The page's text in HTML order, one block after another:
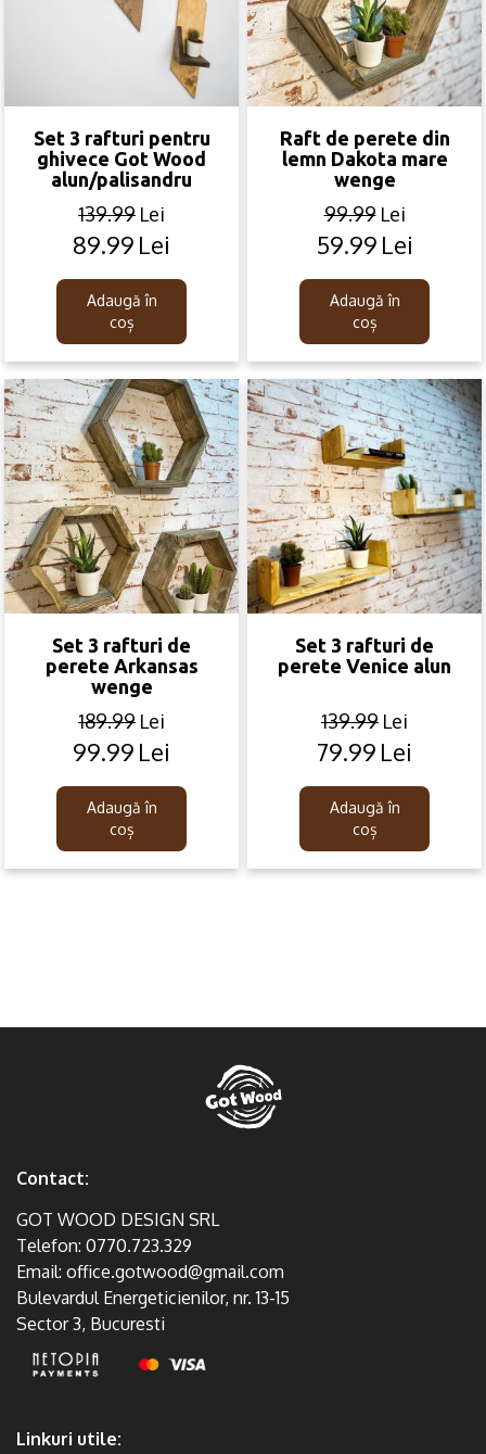
Set 3 rafturi pentru
ghivece Got Wood
alun/palisandru
139.99 Lei
Original
was:
139.99lei.
89.99 Lei
Current
is:
89.99lei.
Adaugă în
coș
Raft de perete din
lemn Dakota mare
wenge
99.99 Lei
Original
was:
99.99lei.
59.99 Lei
Current
is:
59.99lei.
Adaugă în
coș
Set 3 rafturi de
perete Arkansas
wenge
189.99 Lei
Original
was:
189.99lei.
99.99 Lei
Current
is:
99.99lei.
Adaugă în
coș
Set 3 rafturi de
perete Venice alun
139.99 Lei
Original
was:
139.99lei.
79.99 Lei
Current
is:
79.99lei.
Adaugă în
coș
Contact:
GOT WOOD DESIGN SRL
Telefon: 0770.723.329
Email: office.gotwood@gmail.com
Bulevardul Energeticienilor, nr. 13-15
Sector 3, Bucuresti
Linkuri utile: